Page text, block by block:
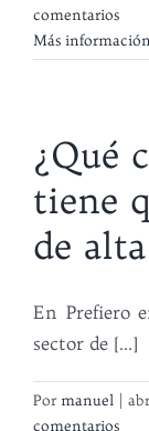
comentarios
Más información
¿Qué
tiene
de
En Prefiero
sector de [...]
Por manuel
comentarios